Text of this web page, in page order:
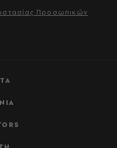
Προσωπικών